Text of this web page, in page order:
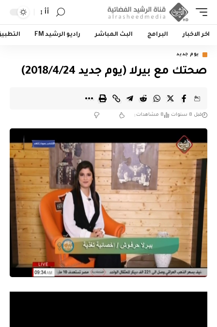
أأ
اخر الاخبار البرامج البث المباشر راديو الرشيد FM
يوم جديد
صحتك مع بيرلا (يوم جديد 2018/4/24)
قبل 8 سنوات 8 مشاهدات